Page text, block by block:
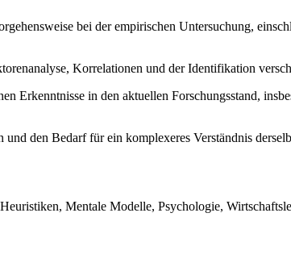
bei der empirischen Untersuchung,
Korrelationen und der Identifikation
Erkenntnisse in den aktuellen Forschungsstand,
den Bedarf für ein komplexeres Verständnis
Mentale Modelle, Psychologie,